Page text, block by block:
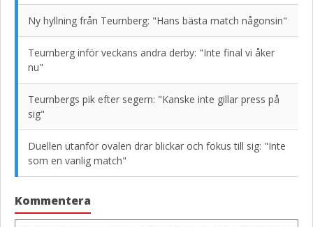
Ny hyllning från Teurnberg: "Hans bästa match någonsin"
Teurnberg inför veckans andra derby: "Inte final vi åker
nu"
Teurnbergs pik efter segern: "Kanske inte gillar press på
sig"
Duellen utanför ovalen drar blickar och fokus till sig: "Inte
som en vanlig match"
Kommentera